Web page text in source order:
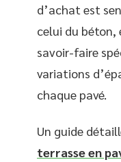
d’achat est
celui du béton,
savoir-faire
variations
chaque pavé.
Un guide
terrasse en